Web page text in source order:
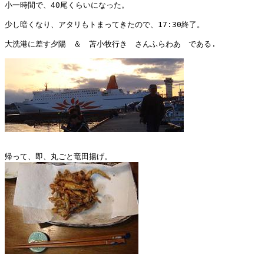
小一時間で、40尾くらいになった。
少し暗くなり、アタリもトまってきたので、17:30終了。
大洗港に差す夕陽　＆　苫小牧行き　さんふらわあ　である.